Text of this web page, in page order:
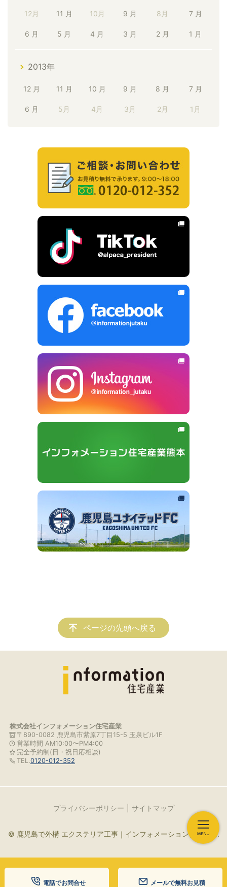
12月 11 月 10月 9 月 8月 7 月
6 月 5 月 4 月 3 月 2 月 1 月
2013年
12 月 11 月 10 月 9 月 8 月 7 月
6 月 5月 4月 3月 2月 1月
電話でお問合せ メールで無料お見積
ページの先頭へ戻る
株式会社インフォメーション住宅産業
〒890-0082 鹿児島市紫原7丁目15-5 玉泉ビル1F
営業時間 AM10:00〜PM4:00
完全予約制(日・祝日応相談)
TEL.0120-012-352
プライバシーポリシー サイトマップ
© 鹿児島で外構 エクステリア工事｜インフォメーション住宅産業.